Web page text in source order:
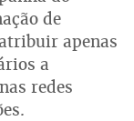
de
apenas
a
redes